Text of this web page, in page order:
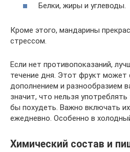
Белки, жиры и углеводы.
Кроме этого, мандарины
стрессом.
Если нет противопоказаний,
течение дня. Этот фрукт может
дополнением и разнообразием
значит, что нельзя
бы похудеть. Важно включать
ежедневно. Особенно в
Химический состав и